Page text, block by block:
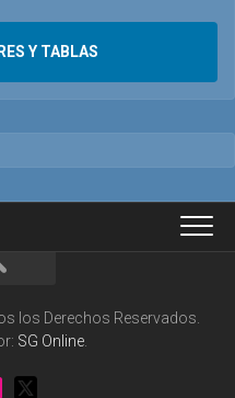
Y TABLAS
los Derechos Reservados.
SG Online.